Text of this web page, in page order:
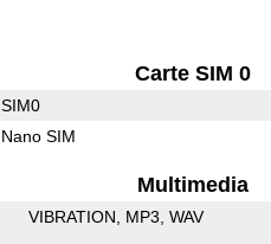
Carte SIM 0
SIM0
Nano SIM
Multimedia
VIBRATION MP3 WAV